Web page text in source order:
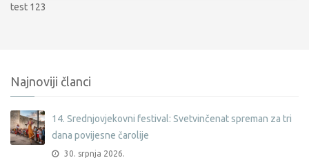
test 123
Najnoviji članci
14. Srednjovjekovni festival: Svetvinčenat spreman za tri
dana povijesne čarolije
30. srpnja 2026.